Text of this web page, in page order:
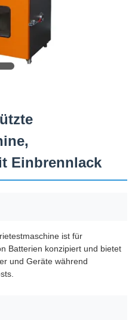
Einbrennlack
ist für
Batterien konzipiert und bietet
und Geräte während